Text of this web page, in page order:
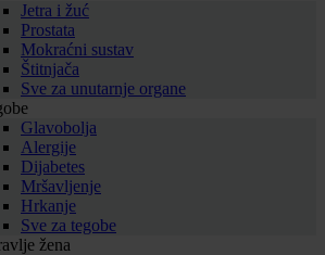
Jetra i žuć
Prostata
Mokraćni sustav
Štitnjača
Sve za unutarnje organe
Glavobolja
Alergije
Dijabetes
Mršavljenje
Hrkanje
Sve za tegobe
žena